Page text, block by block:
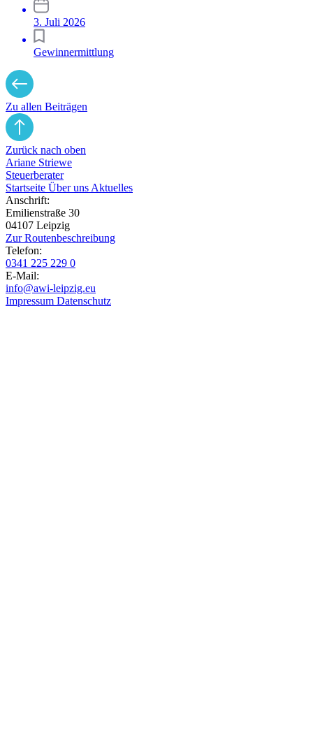
3. Juli 2026
Gewinnermittlung
Zu allen Beiträgen
Zurück nach oben
Ariane Striewe
Steuerberater
Startseite Über uns Aktuelles
Anschrift:
Emilienstraße 30
04107 Leipzig
Zur Routen­beschreibung
Telefon:
0341 225 229 0
E-Mail:
info@awi-leipzig.eu
Impressum Datenschutz